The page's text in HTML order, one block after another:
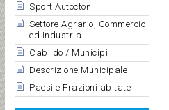
Sport Autoctoni
Settore Agrario, Commercio
ed Industria
Cabildo / Municipi
Descrizione Municipale
Paesi e Frazioni abitate